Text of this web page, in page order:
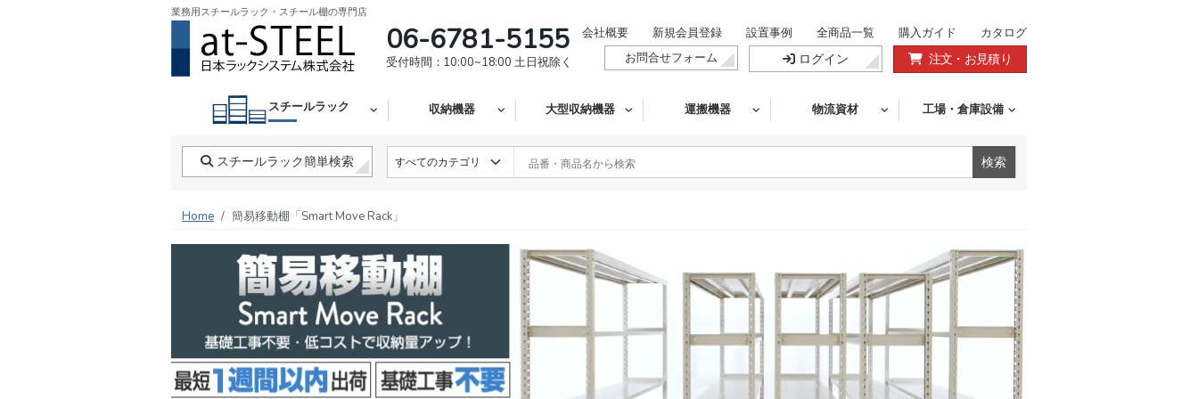
業務用スチールラック・スチール棚の専門店
06-6781-5155
受付時間：10:00~18:00 土日祝除く
会社概要 新規会員登録 設置事例 全商品一覧 購入ガイド
カタログ
お問合せフォーム
ログイン 注文・お見積り
スチールラック 収納機器 大型収納機器 運搬機器 物流資材 工場・倉庫設備
スチールラック簡単検索
Home 簡易移動棚「Smart Move Rack」